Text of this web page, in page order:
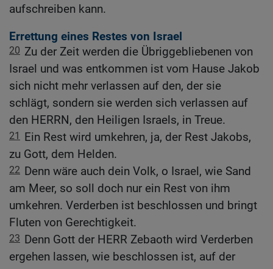
aufschreiben kann.
Errettung eines Restes von Israel
20 Zu der Zeit werden die Übriggebliebenen von
Israel und was entkommen ist vom Hause Jakob
sich nicht mehr verlassen auf den, der sie
schlägt, sondern sie werden sich verlassen auf
den HERRN, den Heiligen Israels, in Treue.
21
Ein Rest wird umkehren, ja, der Rest Jakobs,
zu Gott, dem Helden.
22 Denn wäre auch dein Volk, o Israel, wie Sand
am Meer, so soll doch nur ein Rest von ihm
umkehren. Verderben ist beschlossen und bringt
Fluten von Gerechtigkeit.
23 Denn Gott der HERR Zebaoth wird Verderben
ergehen lassen, wie beschlossen ist, auf der